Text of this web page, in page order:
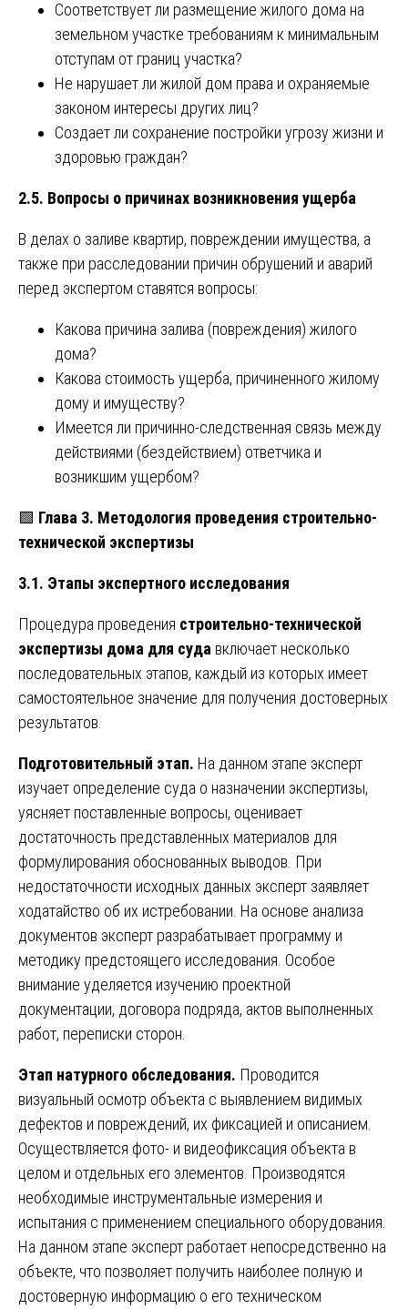
Соответствует ли размещение жилого дома на
земельном участке требованиям к минимальным
отступам от границ участка?
Не нарушает ли жилой дом права и охраняемые
законом интересы других лиц?
Создает ли сохранение постройки угрозу жизни и
здоровью граждан?
2.5. Вопросы о причинах возникновения ущерба
В делах о заливе квартир, повреждении имущества, а
также при расследовании причин обрушений и аварий
перед экспертом ставятся вопросы:
Какова причина залива (повреждения) жилого
дома?
Какова стоимость ущерба, причиненного жилому
дому и имуществу?
Имеется ли причинно-следственная связь между
действиями (бездействием) ответчика и
возникшим ущербом?
🟩 Глава 3. Методология проведения строительно-
технической экспертизы
3.1. Этапы экспертного исследования
Процедура проведения строительно-технической
экспертизы дома для суда включает несколько
последовательных этапов, каждый из которых имеет
самостоятельное значение для получения достоверных
результатов.
Подготовительный этап. На данном этапе эксперт
изучает определение суда о назначении экспертизы,
уясняет поставленные вопросы, оценивает
достаточность представленных материалов для
формулирования обоснованных выводов. При
недостаточности исходных данных эксперт заявляет
ходатайство об их истребовании. На основе анализа
документов эксперт разрабатывает программу и
методику предстоящего исследования. Особое
внимание уделяется изучению проектной
документации, договора подряда, актов выполненных
работ, переписки сторон.
Этап натурного обследования. Проводится
визуальный осмотр объекта с выявлением видимых
дефектов и повреждений, их фиксацией и описанием.
Осуществляется фото- и видеофиксация объекта в
целом и отдельных его элементов. Производятся
необходимые инструментальные измерения и
испытания с применением специального оборудования.
На данном этапе эксперт работает непосредственно на
объекте, что позволяет получить наиболее полную и
достоверную информацию о его техническом